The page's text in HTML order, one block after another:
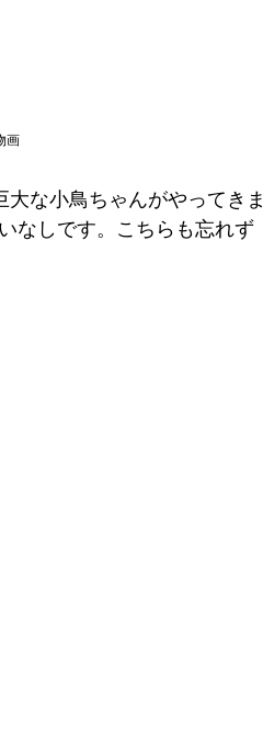
画
な小鳥ちゃんがやってきま
なしです。こちらも忘れず